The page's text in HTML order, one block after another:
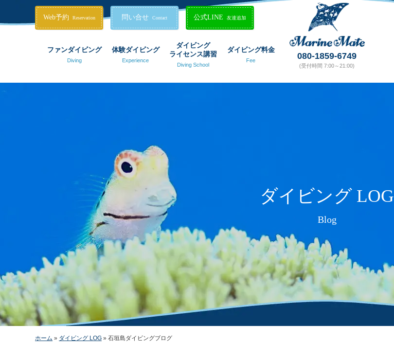
080-1859-6749
(受付時間 7:00～21:00)
ファンダイビング
Diving
体験ダイビング
Experience
ダイビング
ライセンス講習
Diving School
ダイビング料金
Fee
Web予約 Reservation 問い合せ Contact 公式LINE 友達追加
ダイビング LOG
Blog
ホーム » ダイビング LOG » 石垣島ダイビングブログ